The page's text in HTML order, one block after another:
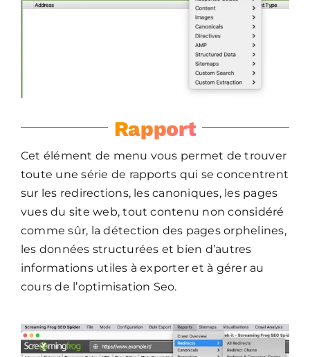
Rapport
Cet élément de menu vous permet de trouver
toute une série de rapports qui se concentrent
sur les redirections, les canoniques, les pages
vues du site web, tout contenu non considéré
comme sûr, la détection des pages orphelines,
les données structurées et bien d’autres
informations utiles à exporter et à gérer au
cours de l’optimisation Seo.